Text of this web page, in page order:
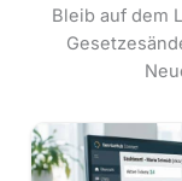
Bleib auf dem